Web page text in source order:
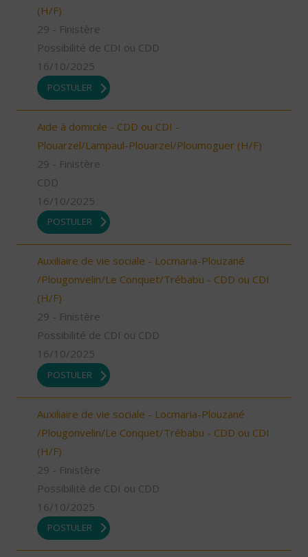
(H/F)
29 - Finistère
Possibilité de CDI ou CDD
16/10/2025
POSTULER
Aide à domicile - CDD ou CDI -
Plouarzel/Lampaul-Plouarzel/Ploumoguer (H/F)
29 - Finistère
CDD
16/10/2025
POSTULER
Auxiliaire de vie sociale - Locmaria-Plouzané
/Plougonvelin/Le Conquet/Trébabu - CDD ou CDI
(H/F)
29 - Finistère
Possibilité de CDI ou CDD
16/10/2025
POSTULER
Auxiliaire de vie sociale - Locmaria-Plouzané
/Plougonvelin/Le Conquet/Trébabu - CDD ou CDI
(H/F)
29 - Finistère
Possibilité de CDI ou CDD
16/10/2025
POSTULER